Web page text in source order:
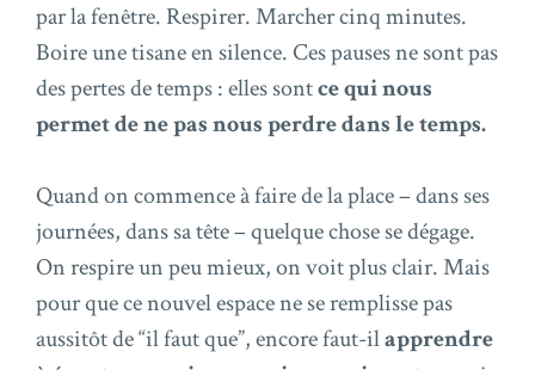
par la fenêtre. Respirer. Marcher cinq minutes.
Boire une tisane en silence. Ces pauses ne sont pas
des pertes de temps : elles sontce qui nous
permet de ne pas nous perdre dans le temps.
Quand on commence à faire de la place – dans ses
journées, dans sa tête – quelque chose se dégage.
On respire un peu mieux, on voit plus clair. Mais
pour que ce nouvel espace ne se remplisse pas
aussitôt de “il faut que”, encore faut-ilapprendre